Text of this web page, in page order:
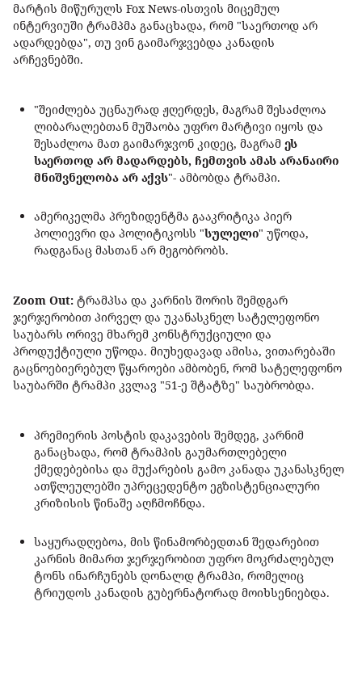
მარტის მიწურულს Fox News-ისთვის მიცემულ
ინტერვიუში ტრამპმა განაცხადა, რომ "საერთოდ არ
ადარდებდა", თუ ვინ გაიმარჯვებდა კანადის
არჩევნებში.
"შეიძლება უცნაურად ჟღერდეს, მაგრამ შესაძლოა
ლიბარალებთან მუშაობა უფრო მარტივი იყოს და
შესაძლოა მათ გაიმარჯვონ კიდეც, მაგრამ ეს
საერთოდ არ მადარდებს, ჩემთვის ამას არანაირი
მნიშვნელობა არ აქვს"- ამბობდა ტრამპი.
ამერიკელმა პრეზიდენტმა გააკრიტიკა პიერ
პოლიევრი და პოლიტიკოსს "სულელი" უწოდა,
რადგანაც მასთან არ მეგობრობს.
Zoom Out: ტრამპსა და კარნის შორის შემდგარ
ჯერჯერობით პირველ და უკანასკნელ სატელეფონო
საუბარს ორივე მხარემ კონსტრუქციული და
პროდუქტიული უწოდა. მიუხედავად ამისა, ვითარებაში
გაცნოებიერებულ წყაროები ამბობენ, რომ სატელეფონო
საუბარში ტრამპი კვლავ "51-ე შტატზე" საუბრობდა.
პრემიერის პოსტის დაკავების შემდეგ, კარნიმ
განაცხადა, რომ ტრამპის გაუმართლებელი
ქმედებებისა და მუქარების გამო კანადა უკანასკნელ
ათწლეულებში უპრეცედენტო ეგზისტენციალური
კრიზისის წინაშე აღჩმოჩნდა.
საყურადღებოა, მის წინამორბედთან შედარებით
კარნის მიმართ ჯერჯერობით უფრო მოკრძალებულ
ტონს ინარჩუნებს დონალდ ტრამპი, რომელიც
ტრიუდოს კანადის გუბერნატორად მოიხსენიებდა.